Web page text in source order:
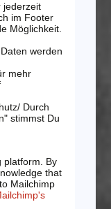
jederzeit
im Footer
Möglichkeit.
werden
mehr
Durch
stimmst Du
platform. By
that
Mailchimp